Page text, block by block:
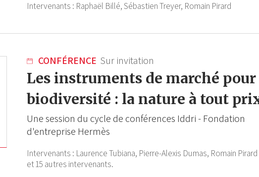
Intervenants : Raphaël Billé,Sébastien Treyer, Romain Pirard
CONFÉRENCE Sur invitation
Les instruments de marché
biodiversité : la nature à tout
Une session du cycle de conférences Iddri - Fondation
d'entreprise Hermès
Intervenants : Laurence Tubiana, Pierre-Alexis Dumas, Romain Pirard
et 15 autres intervenants.